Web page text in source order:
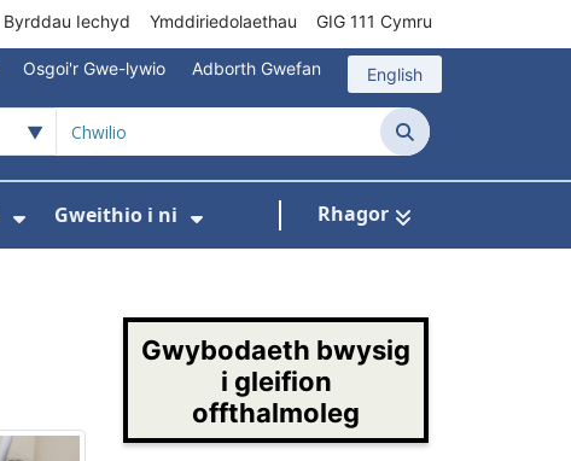
Byrddau Iechyd Ymddiriedolaethau GIG 111 Cymru
Osgoi'r Gwe-lywio Adborth Gwefan English
Chwilio
Gweithio i ni Rhagor
Gwybodaeth bwysig
i gleifion
offthalmoleg